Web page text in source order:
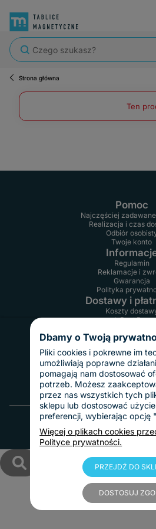
Strona główna
Ten
Pomoc
Najczęściej
Realizacja i czas
Odbiór
Twoje konto
Regulamin
Reklamacje i
Gwarancja
Polityka
Dostawy i
Koszty
InPost Pay
O nas
Kontakt
Informacje o
Nasze
Blog
© 2010 - 2025 Tablice
Dbamy o Twoją
Pliki cookies i pokrewne im
umożliwiają poprawne
pomagają nam dostosować
potrzeb. Możesz
przez nas wszystkich tych
sklepu lub dostosować
preferencji, wybierając opcję
Więcej o plikach cookies
Polityce prywatności.
PRZEJDŹ DO
DOSTOSUJ